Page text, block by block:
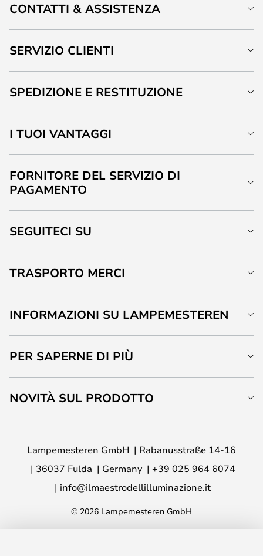
CONTATTI & ASSISTENZA
SERVIZIO CLIENTI
SPEDIZIONE E RESTITUZIONE
I TUOI VANTAGGI
FORNITORE DEL SERVIZIO DI
PAGAMENTO
SEGUITECI SU
TRASPORTO MERCI
INFORMAZIONI SU LAMPEMESTEREN
PER SAPERNE DI PIÙ
NOVITÀ SUL PRODOTTO
Lampemesteren GmbH
Rabanusstraße 14-16
36037 Fulda
Germany
+39 025 964 6074
info@ilmaestrodellilluminazione.it
© 2026 Lampemesteren GmbH